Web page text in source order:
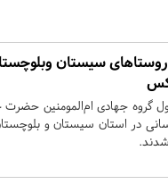
گروه جهادی ام‌المومنین
در استان سیستان و